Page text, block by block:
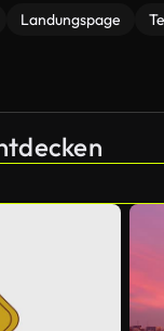
Landungspage